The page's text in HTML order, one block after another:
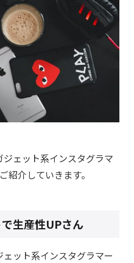
ェット系インスタグラマ
紹介していきます。
生産性UPさん
ット系インスタグラマー